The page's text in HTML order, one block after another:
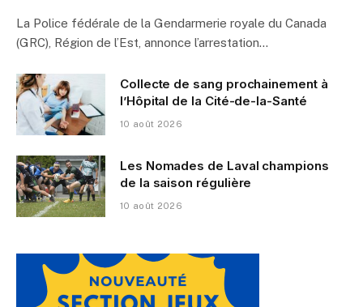
La Police fédérale de la Gendarmerie royale du Canada
(GRC), Région de l’Est, annonce l’arrestation…
Collecte de sang prochainement à
l’Hôpital de la Cité-de-la-Santé
10 août 2026
Les Nomades de Laval champions
de la saison régulière
10 août 2026